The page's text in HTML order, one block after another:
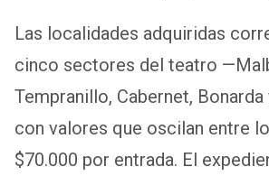
Las localidades adquiridas
cinco sectores del teatro
Tempranillo, Cabernet,
con valores que oscilan entre
$70.000 por entrada. El